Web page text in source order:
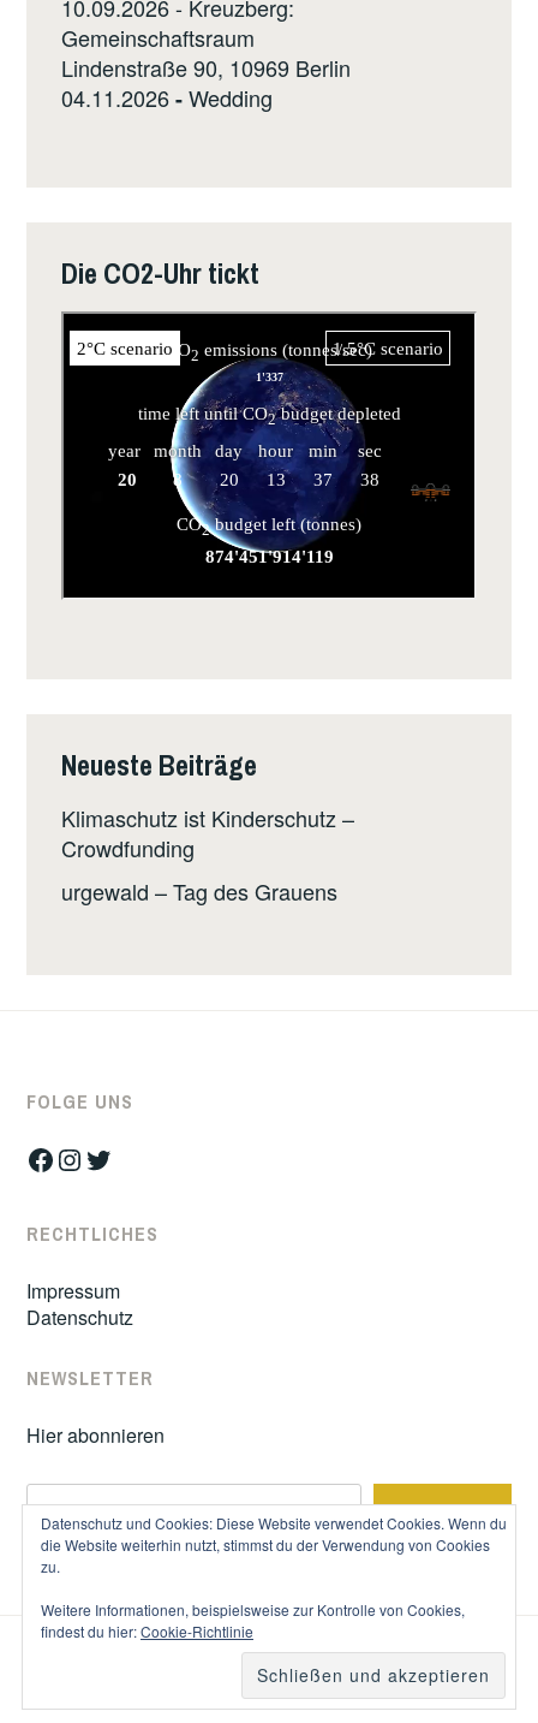
10.09.2026 - Kreuzberg:
Gemeinschaftsraum
Lindenstraße 90, 10969 Berlin
04.11.2026-Wedding
Die CO2-Uhr tickt
Neueste Beiträge
Klimaschutz ist Kinderschutz –
Crowdfunding
urgewald – Tag des Grauens
FOLGE UNS
Facebook
Instagram
Twitter
RECHTLICHES
Impressum
Datenschutz
NEWSLETTER
Hier abonnieren
S
SUCHE
STOLZ BEREITGESTELLT VON WORDPRESS |THEME: IXION
AUTOMATTIC.
Datenschutz und Cookies: Diese Website verwendet Cookies. Wenn du
die Website weiterhin nutzt, stimmst du der Verwendung von Cookies
zu.
Weitere Informationen, beispielsweise zur Kontrolle von Cookies,
findest du hier:Cookie-Richtlinie